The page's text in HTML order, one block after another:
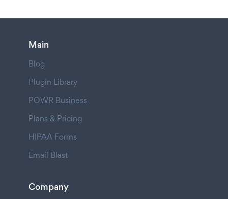
Main
Blog
Plugin Library
POWR Business
Plans & Pricing
HIPAA Forms
Email Blast
Company